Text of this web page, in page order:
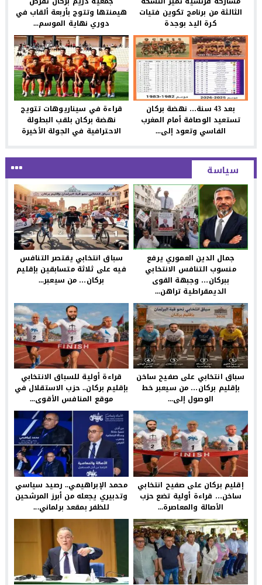
الثالثة من برنامج تكوين فتيات
كرة اليد بوجدة
هيمنتها وتتوج بأربعة ألقاب في
دوري نهاية الموسم...
بعد 43 سنة… نهضة بركان
تستعيد الوصافة أمام المغرب
الفاسي وتعود إلى...
قراءة في سيناريوهات تتويج
نهضة بركان بلقب البطولة
الاحترافية في الجولة الأخيرة
سياسة
جمال الدين العموري يرفع
منسوب التنافس الانتخابي
ببركان… وجبهة القوى
الديمقراطية تراهن...
سباق انتخابي يقتصر التنافس
فيه على ثلاثة متسابقين بإقليم
بركان… من سيعبر...
سباق انتخابي على صفيح ساخن
بإقليم بركان… من سيعبر خط
الوصول إلى...
قراءة أولية للسباق الانتخابي
بإقليم بركان.. حزب الاستقلال في
موقع المنافس الأقوى...
إقليم بركان على صفيح انتخابي
ساخن… قراءة أولية تضع حزب
الأصالة والمعاصرة...
محمد الإبراهيمي.. رصيد سياسي
وتدبيري يجعله من أبرز المرشحين
للظفر بمقعد برلماني...